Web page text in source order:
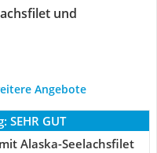
und
Angebote
SEHR GUT
Alaska-Seelachsfilet